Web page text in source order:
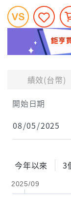
績效(台幣)
開始日期
今年以來 3
2025/09